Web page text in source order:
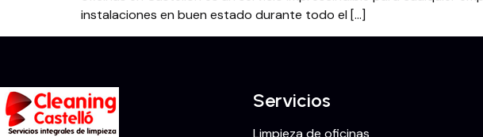
instalaciones en buen estado durante todo el […]
Servicios
Limpieza de oficinas